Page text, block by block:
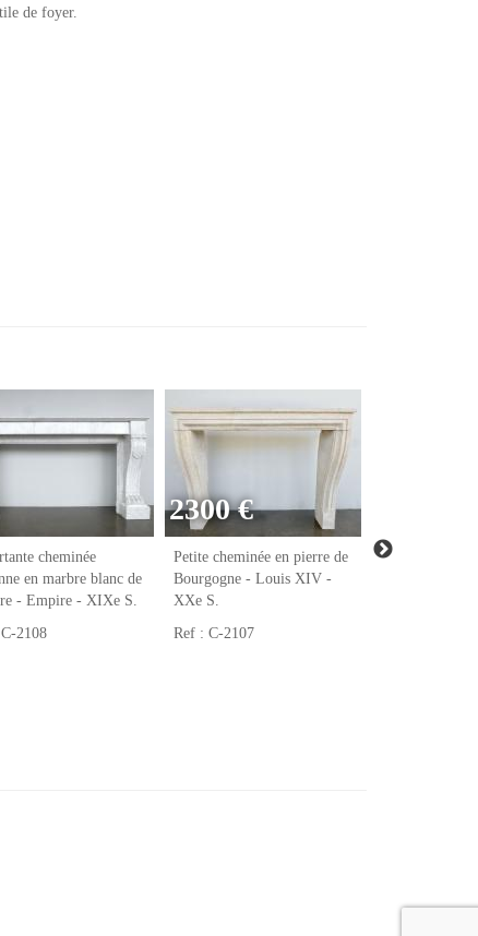
de foyer.
cheminée
en marbre blanc de
- Empire - XIXe S.
2108
2300 €
Petite cheminée en pierre de
Bourgogne - Louis XIV -
XXe S.
Ref : C-2107
Cheminée